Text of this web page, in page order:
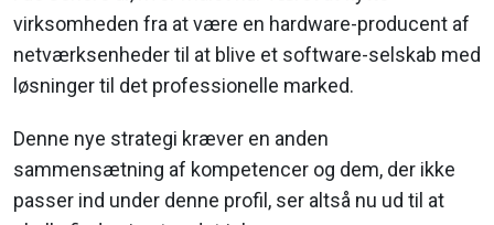
virksomheden fra at være en hardware-producent af
netværksenheder til at blive et software-selskab med
løsninger til det professionelle marked.
Denne nye strategi kræver en anden
sammensætning af kompetencer og dem, der ikke
passer ind under denne profil, ser altså nu ud til at